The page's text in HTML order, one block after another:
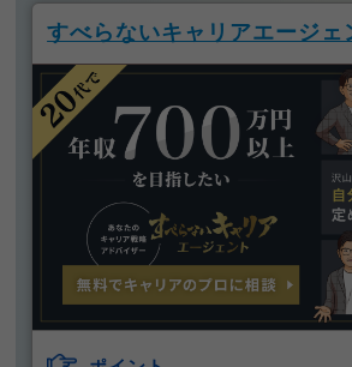
すべらないキャリアエージェ